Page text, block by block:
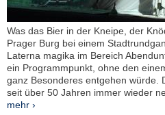
Was das Bier in der Kneipe, der
Prager Burg bei einem
Laterna magika im Bereich
ein Programmpunkt, ohne den
ganz Besonderes entgehen würde.
seit über 50 Jahren immer wieder
mehr ›